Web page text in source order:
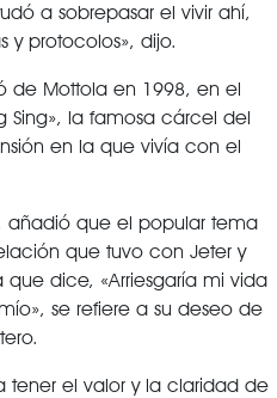
a sobrepasar el vivir ahí,
y protocolos», dijo.
de Mottola en 1998, en el
Sing», la famosa cárcel del
en la que vivía con el
añadió que el popular tema
que tuvo con Jeter y
dice, «Arriesgaría mi vida
se refiere a su deseo de
tener el valor y la claridad de